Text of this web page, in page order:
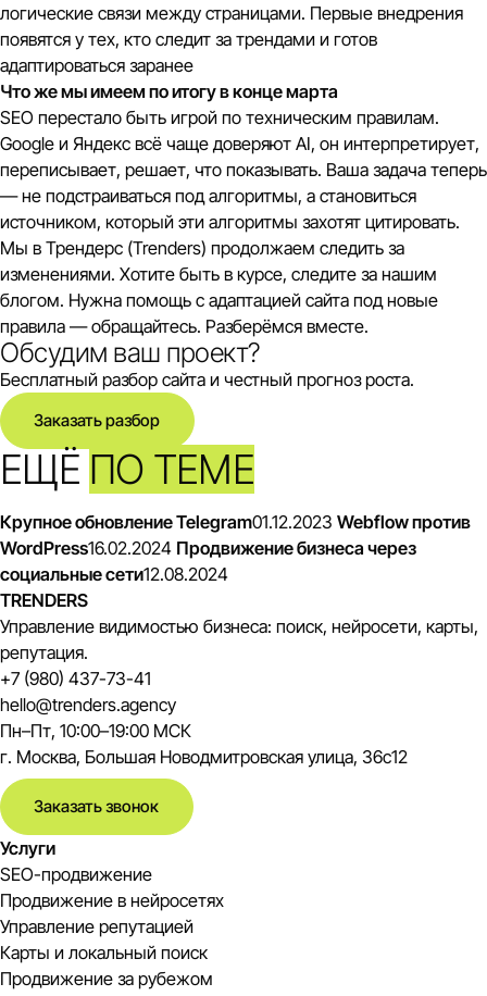
логические связи между страницами. Первые внедрения
появятся у тех, кто следит за трендами и готов
адаптироваться заранее
Что же мы имеем по итогу в конце марта
SEO перестало быть игрой по техническим правилам.
Google и Яндекс всё чаще доверяют AI, он интерпретирует,
переписывает, решает, что показывать. Ваша задача теперь
— не подстраиваться под алгоритмы, а становиться
источником, который эти алгоритмы захотят цитировать.
Мы в Трендерс (Trenders) продолжаем следить за
изменениями. Хотите быть в курсе, следите за нашим
блогом. Нужна помощь с адаптацией сайта под новые
правила — обращайтесь. Разберёмся вместе.
Обсудим ваш проект?
Бесплатный разбор сайта и честный прогноз роста.
Заказать разбор
ЕЩЁ ПО ТЕМЕ
Крупное обновление Telegram01.12.2023 Webflow против
WordPress16.02.2024 Продвижение бизнеса через
социальные сети12.08.2024
TRENDERS
Управление видимостью бизнеса: поиск, нейросети, карты,
репутация.
+7 (980) 437-73-41
hello@trenders.agency
Пн–Пт, 10:00–19:00 МСК
г. Москва, Большая Новодмитровская улица, 36с12
Заказать звонок
Услуги
SEO-продвижение
Продвижение в нейросетях
Управление репутацией
Карты и локальный поиск
Продвижение за рубежом